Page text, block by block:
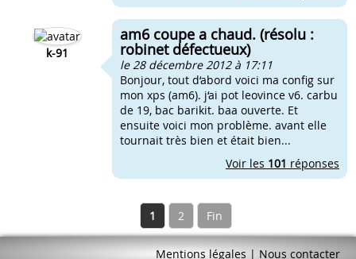
k-91
am6 coupe a chaud. (résolu :
robinet défectueux)
le 28 décembre 2012 à 17:11
Bonjour, tout d‘abord voici ma config sur
mon xps (am6). j‘ai pot leovince v6. carbu
de 19, bac barikit. baa ouverte. Et
ensuite voici mon problème. avant elle
tournait très bien et était bien...
Voir les 101 réponses
1 2 Fin
Mentions légales | Nous contacter